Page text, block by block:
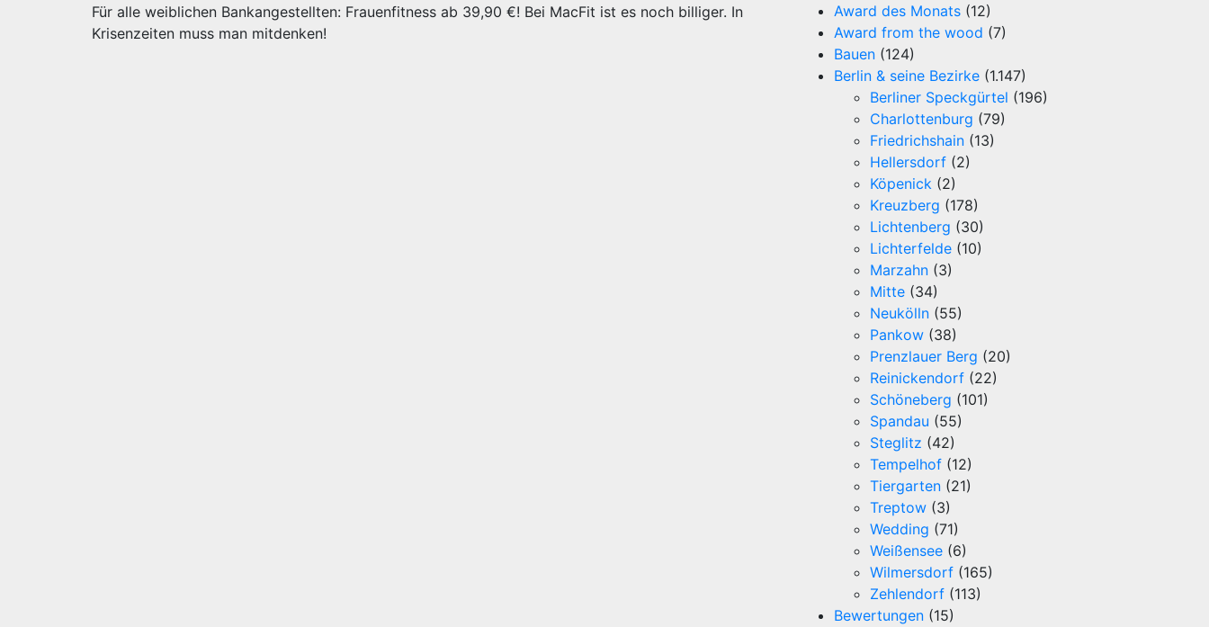
Für alle weiblichen Bankangestellten: Frauenfitness ab 39,90 €! Bei MacFit ist es noch billiger. In
Krisenzeiten muss man mitdenken!
Award des Monats (12)
Award from the wood (7)
Bauen (124)
Berlin & seine Bezirke (1.147)
Berliner Speckgürtel (196)
Charlottenburg (79)
Friedrichshain (13)
Hellersdorf (2)
Köpenick (2)
Kreuzberg (178)
Lichtenberg (30)
Lichterfelde (10)
Marzahn (3)
Mitte (34)
Neukölln (55)
Pankow (38)
Prenzlauer Berg (20)
Reinickendorf (22)
Schöneberg (101)
Spandau (55)
Steglitz (42)
Tempelhof (12)
Tiergarten (21)
Treptow (3)
Wedding (71)
Weißensee (6)
Wilmersdorf (165)
Zehlendorf (113)
Bewertungen (15)